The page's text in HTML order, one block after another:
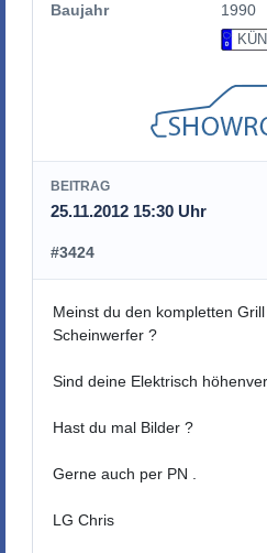
Baujahr
1990
BEITRAG
25.11.2012 15:30 Uhr
#3424
Meinst du den kompletten
Scheinwerfer ?
Sind deine Elektrisch
Hast du mal Bilder ?
Gerne auch per PN .
LG Chris